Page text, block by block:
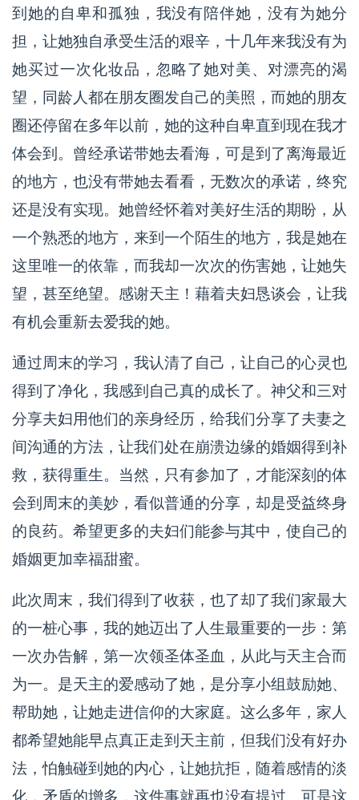
到她的自卑和孤独，我没有陪伴她，没有为她分
担，让她独自承受生活的艰辛，十几年来我没有为
她买过一次化妆品，忽略了她对美、对漂亮的渴
望，同龄人都在朋友圈发自己的美照，而她的朋友
圈还停留在多年以前，她的这种自卑直到现在我才
体会到。曾经承诺带她去看海，可是到了离海最近
的地方，也没有带她去看看，无数次的承诺，终究
还是没有实现。她曾经怀着对美好生活的期盼，从
一个熟悉的地方，来到一个陌生的地方，我是她在
这里唯一的依靠，而我却一次次的伤害她，让她失
望，甚至绝望。感谢天主！藉着夫妇恳谈会，让我
有机会重新去爱我的她。
通过周末的学习，我认清了自己，让自己的心灵也
得到了净化，我感到自己真的成长了。神父和三对
分享夫妇用他们的亲身经历，给我们分享了夫妻之
间沟通的方法，让我们处在崩溃边缘的婚姻得到补
救，获得重生。当然，只有参加了，才能深刻的体
会到周末的美妙，看似普通的分享，却是受益终身
的良药。希望更多的夫妇们能参与其中，使自己的
婚姻更加幸福甜蜜。
此次周末，我们得到了收获，也了却了我们家最大
的一桩心事，我的她迈出了人生最重要的一步：第
一次办告解，第一次领圣体圣血，从此与天主合而
为一。是天主的爱感动了她，是分享小组鼓励她、
帮助她，让她走进信仰的大家庭。这么多年，家人
都希望她能早点真正走到天主前，但我们没有好办
法，怕触碰到她的内心，让她抗拒，随着感情的淡
化，矛盾的增多，这件事就再也没有提过。可是这